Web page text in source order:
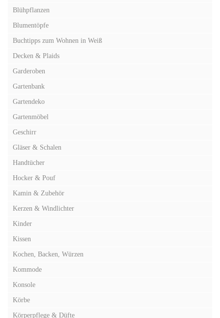
Blühpflanzen
Blumentöpfe
Buchtipps zum Wohnen in Weiß
Decken & Plaids
Garderoben
Gartenbank
Gartendeko
Gartenmöbel
Geschirr
Gläser & Schalen
Handtücher
Hocker & Pouf
Kamin & Zubehör
Kerzen & Windlichter
Kinder
Kissen
Kochen, Backen, Würzen
Kommode
Konsole
Körbe
Körperpflege & Düfte